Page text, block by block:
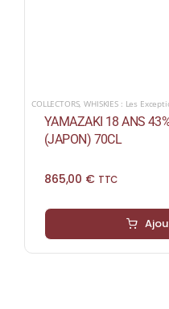
COLLECTORS,WHISKIES : Les
YAMAZAKI 18 ANS
(JAPON) 70CL
865,00 € TTC